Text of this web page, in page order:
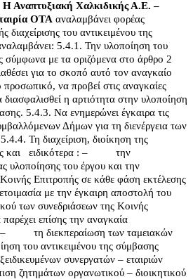
Η Αναπτυξιακή Χαλκιδικής Α.Ε. –
ΟΤΑ αναλαμβάνει φορέας
διαχείρισης του αντικειμένου της
5.4.1. Την υλοποίηση του
σύμφωνα με τα οριζόμενα στο άρθρο 2
για το σκοπό αυτό τον αναγκαίο
να προβεί στις αναγκαίες
διασφαλισθεί η αρτιότητα στην υλοποίηση
5.4.3. Να ενημερώνει έγκαιρα τις
Δήμων για τη διενέργεια των
5.4.4. Τη διαχείριση, διοίκηση της
και
ειδικότερα : –
την
υλοποίησης του έργου και την
Επιτροπής σε κάθε φάση εκτέλεσης
με την έγκαιρη αποστολή του
των συνεδριάσεων της Κοινής
επίσης την αναγκαία
–
τη διεκπεραίωση των ταμειακών
του αντικειμένου της σύμβασης
συνεργατών – εταιριών
ζητημάτων οργανωτικού – διοικητικού